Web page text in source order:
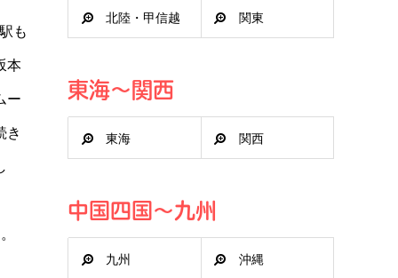
も
本
ー
き
北陸・甲信越 関東
東海～関西
東海 関西
中国四国～九州
九州 沖縄